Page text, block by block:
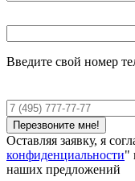
Введите свой номер
Оставляя заявку, я
конфиденциальности"
наших предложений